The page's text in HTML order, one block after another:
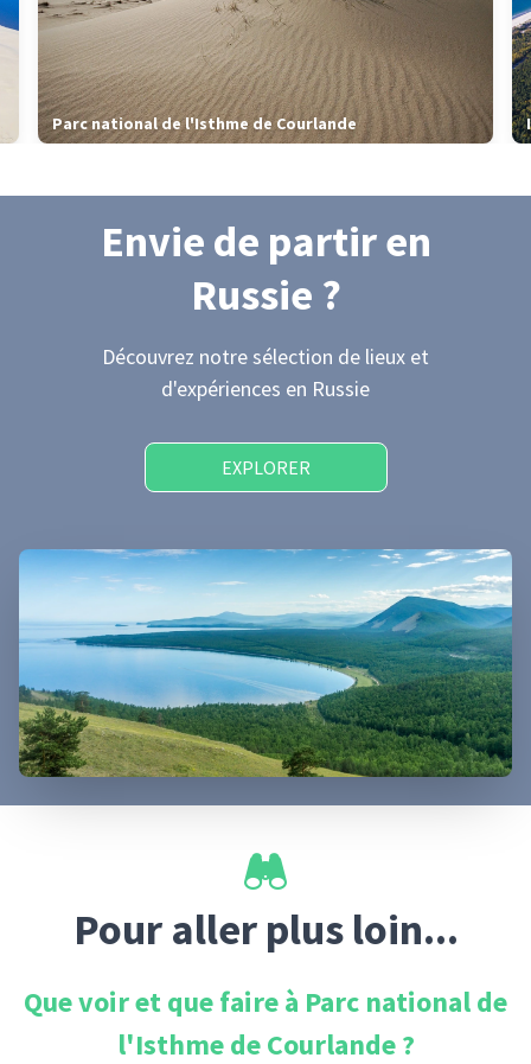
Parc national de l'Isthme de Courlande
Envie de partiren
Russie ?
Découvrez notre sélection de lieux et
d'expériences en Russie
EXPLORER
Pour aller plus loin...
Que voir et que faire à Parc national de
l'Isthme de Courlande?